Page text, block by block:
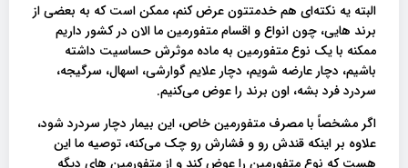
البته یه نکته‌ای هم خدمتتون عرض کنم، ممکن است که به بعضی از
برند هایی، چون انواع و اقسام متفورمین ما الان در کشور داریم
ممکنه با یک نوع متفورمین به ماده موثرش حساسیت داشته
باشیم، دچار عارضه شویم، دچار علایم گوارشی، اسهال، سرگیجه،
سردرد فرد بشه، اون برند را عوض می‌کنیم.
اگر مشخصاً با مصرف متفورمین خاص، این بیمار دچار سردرد شود،
علاوه بر اینکه قندش رو و فشارش رو چک می‌کنه، توصیه ما این
هست که نوع متفورمین را عوض کند و از متفورمین های دیگه